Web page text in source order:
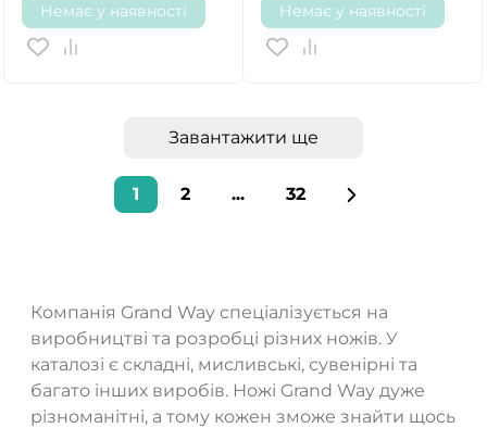
Немає у наявності Немає у наявності
Завантажити ще
1 2 ... 32
Компанія Grand Way спеціалізується на
виробництві та розробці різних ножів. У
каталозі є складні, мисливські, сувенірні та
багато інших виробів. Ножі Grand Way дуже
різноманітні, а тому кожен зможе знайти щось